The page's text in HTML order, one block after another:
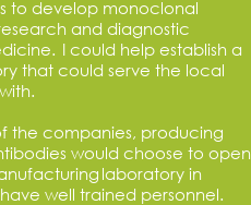
to develop monoclonal
and diagnostic
I could help establish a
that could serve the local
the companies, producing
would choose to open
laboratory in
well trained personnel.